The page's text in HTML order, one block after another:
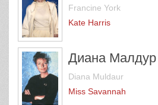
Francine York
Kate Harris
Диана Малдур
Diana Muldaur
Miss Savannah